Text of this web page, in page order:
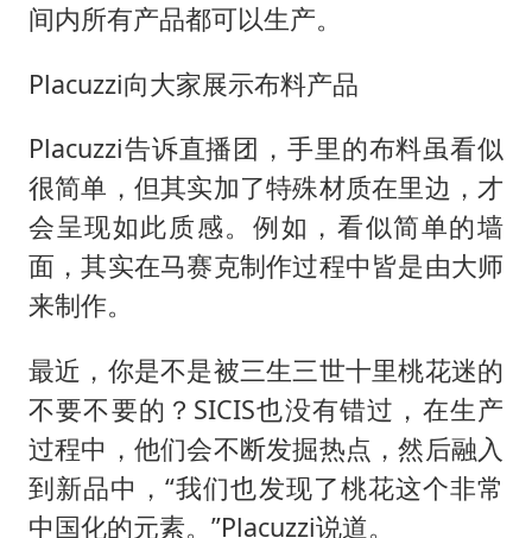
间内所有产品都可以生产。
Placuzzi向大家展示布料产品
Placuzzi告诉直播团，手里的布料虽看似
很简单，但其实加了特殊材质在里边，才
会呈现如此质感。例如，看似简单的墙
面，其实在马赛克制作过程中皆是由大师
来制作。
最近，你是不是被三生三世十里桃花迷的
不要不要的？SICIS也没有错过，在生产
过程中，他们会不断发掘热点，然后融入
到新品中，“我们也发现了桃花这个非常
中国化的元素。”Placuzzi说道。